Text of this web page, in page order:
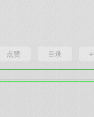
点赞 目录